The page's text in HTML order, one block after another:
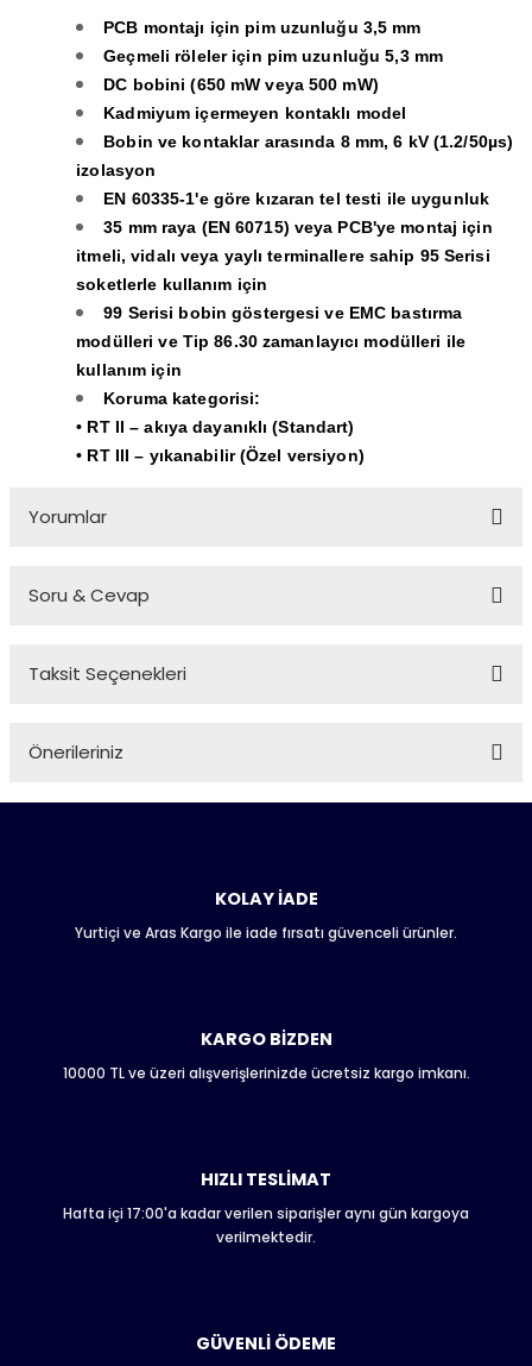
PCB montajı için pim uzunluğu 3,5 mm
Geçmeli röleler için pim uzunluğu 5,3 mm
DC bobini (650 mW veya 500 mW)
Kadmiyum içermeyen kontaklı model
Bobin ve kontaklar arasında 8 mm, 6 kV (1.2/50µs)
izolasyon
EN 60335-1'e göre kızaran tel testi ile uygunluk
35 mm raya (EN 60715) veya PCB'ye montaj için
itmeli, vidalı veya yaylı terminallere sahip 95 Serisi
soketlerle kullanım için
99 Serisi bobin göstergesi ve EMC bastırma
modülleri ve Tip 86.30 zamanlayıcı modülleri ile
kullanım için
Koruma kategorisi:
• RT II – akıya dayanıklı (Standart)
• RT III – yıkanabilir (Özel versiyon)
Yorumlar
Soru & Cevap
Ürün hakkında henüz soru sorulmamış.
Taksit Seçenekleri
Önerileriniz
Bu ürünün fiyat bilgisi, resim, ürün açıklamalarında ve diğer
Ürün resmi kalitesiz, bozuk veya görüntülenemiyor.
Ürün fiyatı diğer sitelerden daha pahalı.
Bu ürüne benzer farklı alternatifler olmalı.
Gönder
KOLAY İADE
Yurtiçi ve Aras Kargo ile iade fırsatı güvenceli ürünler.
KARGO BİZDEN
10000 TL ve üzeri alışverişlerinizde ücretsiz kargo imkanı.
HIZLI TESLİMAT
Hafta içi 17:00'a kadar verilen siparişler aynı gün kargoya
verilmektedir.
GÜVENLİ ÖDEME